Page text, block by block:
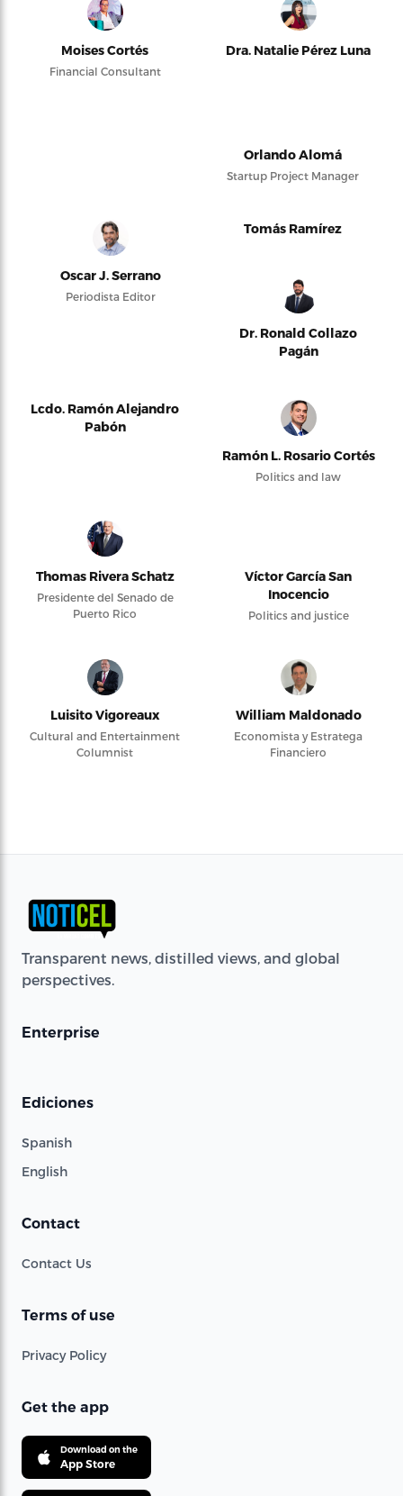
Moises Cortés
Financial Consultant
Dra. Natalie Pérez Luna
Orlando Alomá
Startup Project Manager
Oscar J. Serrano
Periodista Editor
Tomás Ramírez
Dr. Ronald Collazo
Pagán
Lcdo. Ramón Alejandro
Pabón
Ramón L. Rosario Cortés
Politics and law
Thomas Rivera Schatz
Presidente del Senado de
Puerto Rico
Víctor García San
Inocencio
Politics and justice
Luisito Vigoreaux
Cultural and Entertainment
Columnist
William Maldonado
Economista y Estratega
Financiero
Transparent news, distilled views, and global
perspectives.
Enterprise
Ediciones
Spanish
English
Contact
Contact Us
Terms of use
Privacy Policy
Get the app
Download on the
App Store